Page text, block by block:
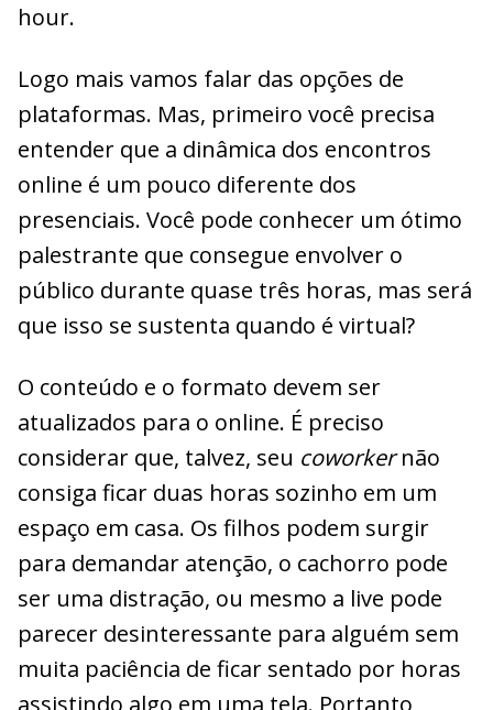
hour.
Logo mais vamos falar das opções de
plataformas. Mas, primeiro você precisa
entender que a dinâmica dos encontros
online é um pouco diferente dos
presenciais. Você pode conhecer um ótimo
palestrante que consegue envolver o
público durante quase três horas, mas será
que isso se sustenta quando é virtual?
O conteúdo e o formato devem ser
atualizados para o online. É preciso
considerar que, talvez, seu coworkernão
consiga ficar duas horas sozinho em um
espaço em casa. Os filhos podem surgir
para demandar atenção, o cachorro pode
ser uma distração, ou mesmo a live pode
parecer desinteressante para alguém sem
muita paciência de ficar sentado por horas
assistindo algo em uma tela. Portanto,